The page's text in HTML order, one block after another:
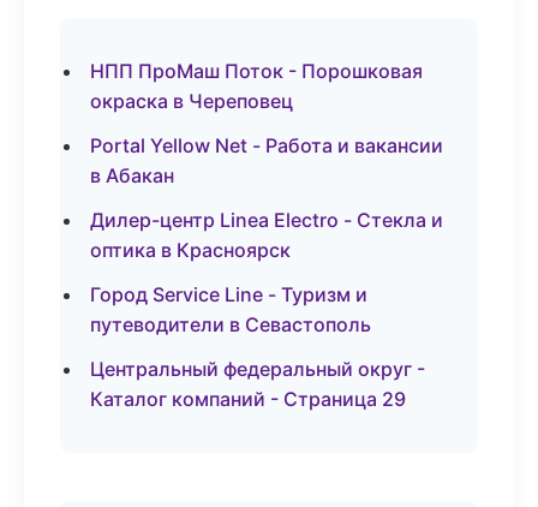
НПП ПроМаш Поток - Порошковая
окраска в Череповец
Portal Yellow Net - Работа и вакансии
в Абакан
Дилер-центр Linea Electro - Стекла и
оптика в Красноярск
Город Service Line - Туризм и
путеводители в Севастополь
Центральный федеральный округ -
Каталог компаний - Страница 29